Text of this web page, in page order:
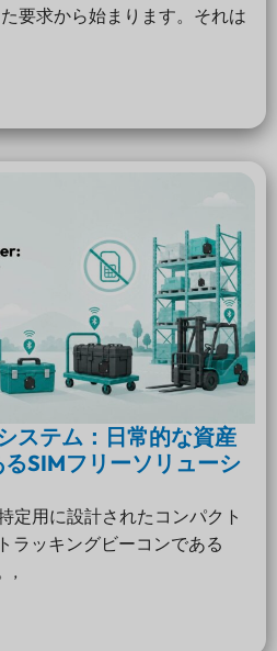
要求から始まります。それは
ステム：日常的な資産
SIMフリーソリューシ
定用に設計されたコンパクト
ラッキングビーコンである
,